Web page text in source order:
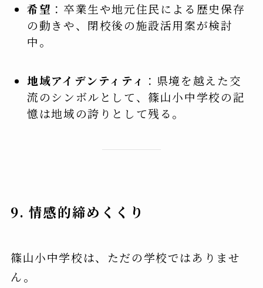
希望 ：卒業生や地元住民による歴史保存
の動きや、閉校後の施設活用案が検討
中。
地域アイデンティティ ：県境を越えた交
流のシンボルとして、篠山小中学校の記
憶は地域の誇りとして残る。
9. 情感的締めくくり
篠山小中学校は、ただの学校ではありませ
ん。